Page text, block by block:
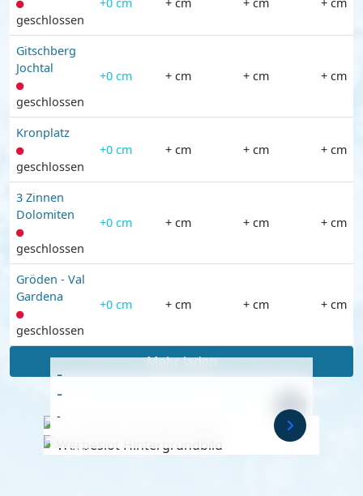
geschlossen
+0 cm + cm + cm + cm
Gitschberg
Jochtal
geschlossen
+0 cm + cm + cm + cm
Kronplatz
geschlossen
+0 cm + cm + cm + cm
3 Zinnen
Dolomiten
geschlossen
+0 cm + cm + cm + cm
Gröden - Val
Gardena
geschlossen
+0 cm + cm + cm + cm
Mehr laden
-
-
Anzeige
-
-